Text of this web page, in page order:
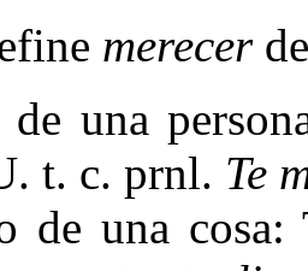
merecer
una
t. c. prnl. Te
de una cosa: